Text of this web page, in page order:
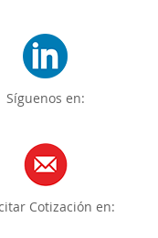
Síguenos en:
Cotización en: